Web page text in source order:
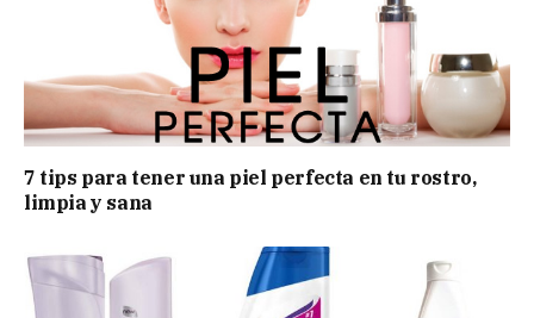
7 tips para tener una piel perfecta en tu rostro,
limpia y sana